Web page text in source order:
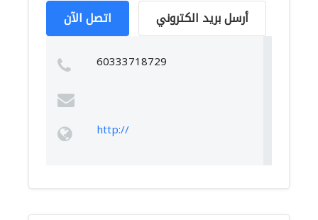
اتصل الآن أرسل بريد الكتروني
60333718729
http://